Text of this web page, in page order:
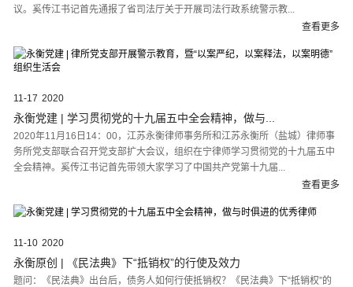
议。奚传江书记首先通报了省司法厅关于开展司法行政系统警示教...
查看更多
11-17 2020
永衡党建 | 学习贯彻党的十九届五中全会精神，做与...
2020年11月16日14：00，江苏永衡律师事务所和江苏永衡所（盐城）律师事
务所党支部联合召开党支部扩大会议，组织在宁律师学习贯彻党的十九届五中
全会精神。奚传江书记首先带领大家学习了中国共产党第十九届...
查看更多
11-10 2020
永衡原创 | 《民法典》下“抵销权”的行使及效力
题问：《民法典》出台后，债务人如何行使抵销权？《民法典》下“抵销权”的